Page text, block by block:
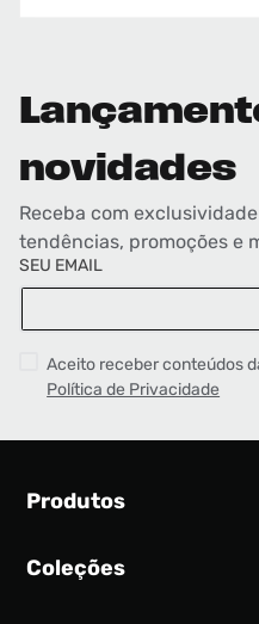
novidades
Receba com
tendências, promoções e
SEU EMAIL
Aceito receber conteúdos
Política de Privacidade
Produtos
Calendário SNEAKER
Coleções